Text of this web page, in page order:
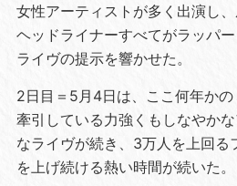
⼥性アーティストが多く出演し
ヘッドライナーすべてがラッパ
ライヴの提⽰を響かせた。
2⽇⽬＝5⽉4⽇は、ここ何年か
牽引している⼒強くもしなやか
なライヴが続き、3万⼈を上回る
を上げ続ける熱い時間が続いた。